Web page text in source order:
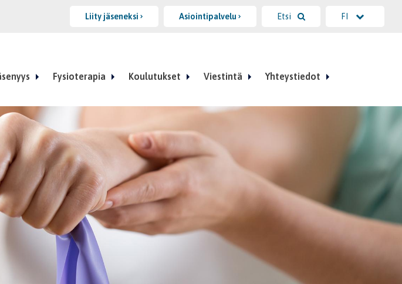
Liity jäseneksi Asiointipalvelu Etsi FI
Fysioterapia Koulutukset Viestintä Yhteystiedot